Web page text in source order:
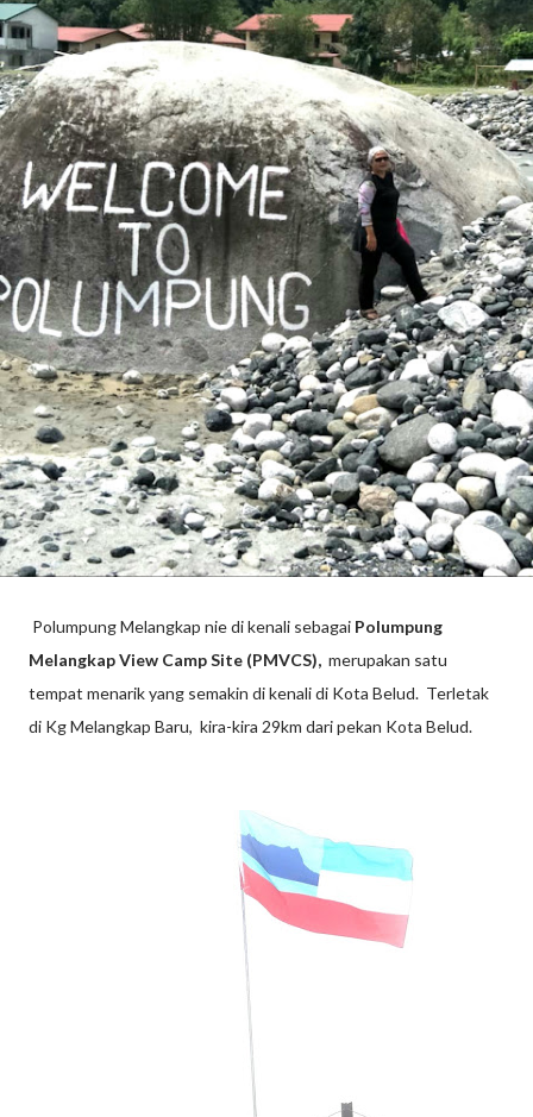
Polumpung Melangkap nie di kenali sebagai Polumpung
Melangkap View Camp Site (PMVCS), merupakan satu
tempat menarik yang semakin di kenali di Kota Belud. Terletak
di Kg Melangkap Baru, kira-kira 29km dari pekan Kota Belud.